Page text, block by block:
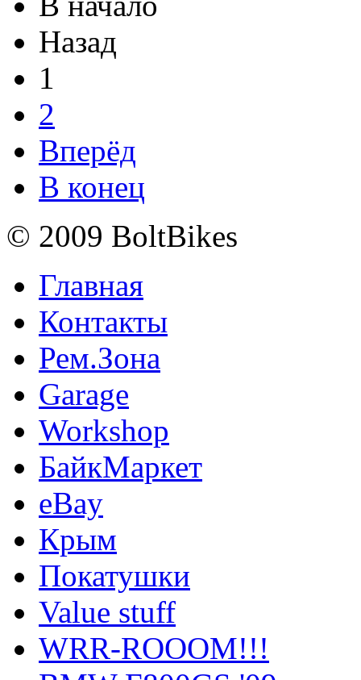
Назад
1
2
Вперёд
В конец
© 2009 BoltBikes
Главная
Контакты
Рем.Зона
Garage
Workshop
БайкМаркет
eBay
Крым
Покатушки
Value stuff
WRR-ROOOM!!!